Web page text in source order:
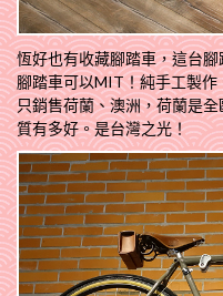
恆好也有收藏腳踏車，這台
腳踏車可以MIT！純手工製
只銷售荷蘭、澳洲，荷蘭是
質有多好。是台灣之光！